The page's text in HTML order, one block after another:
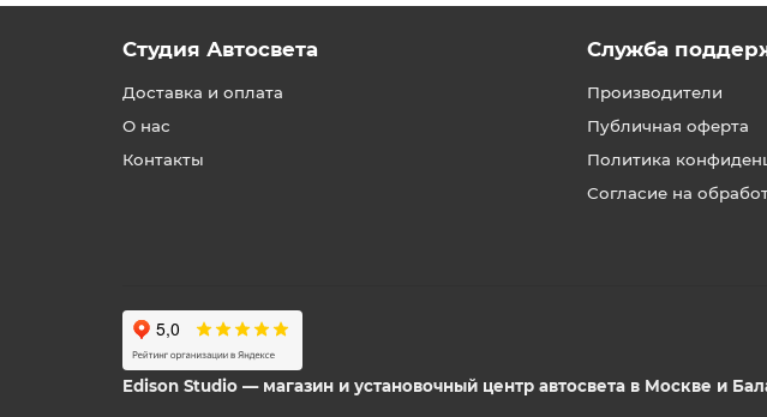
Студия Автосвета
Доставка и оплата
О нас
Контакты
Служба
Производители
Публичная оферта
Политика
Согласие на
Edison Studio — магазин и установочный центр автосвета в Москве и